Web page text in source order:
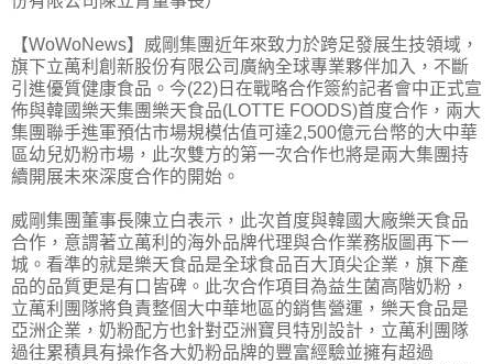
【WoWoNews】威剛集團近年來致力於跨足發展生技領域，
旗下立萬利創新股份有限公司廣納全球專業夥伴加入，不斷
引進優質健康食品。今(22)日在戰略合作簽約記者會中正式宣
佈與韓國樂天集團樂天食品(LOTTE FOODS)首度合作，兩大
集團聯手進軍預估市場規模估值可達2,500億元台幣的大中華
區幼兒奶粉市場，此次雙方的第一次合作也將是兩大集團持
續開展未來深度合作的開始。
威剛集團董事長陳立白表示，此次首度與韓國大廠樂天食品
合作，意謂著立萬利的海外品牌代理與合作業務版圖再下一
城。看準的就是樂天食品是全球食品百大頂尖企業，旗下產
品的品質更是有口皆碑。此次合作項目為益生菌高階奶粉，
立萬利團隊將負責整個大中華地區的銷售營運，樂天食品是
亞洲企業，奶粉配方也針對亞洲寶貝特別設計，立萬利團隊
過往累積具有操作各大奶粉品牌的豐富經驗並擁有超過